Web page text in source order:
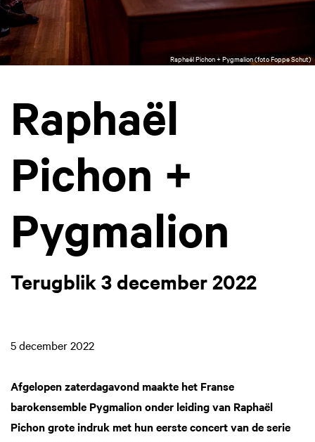
Raphaël Pichon + Pygmalion (foto Foppe Schut)
Raphaël
Pichon +
Pygmalion
Terugblik 3 december 2022
5 december 2022
Afgelopen zaterdagavond maakte het Franse
barokensemble Pygmalion onder leiding van Raphaël
Pichon grote indruk met hun eerste concert van de serie